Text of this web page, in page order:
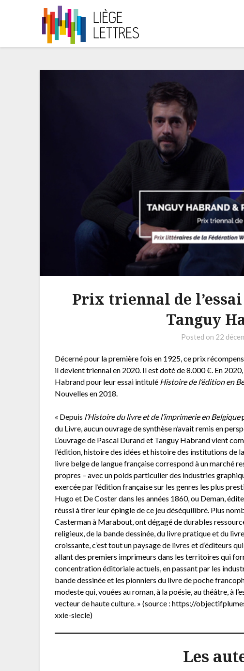
Prix triennal de
Tanguy
Posted on 22
Décerné pour la première fois en 1925, ce prix
il devient triennal en 2020. Il est doté de 8.000 €. En
Habrand pour leur essai intitulé Histoire de l’édition en
Nouvelles en 2018.
« Depuis l’Histoire du livre et de l’imprimerie en Belgique
du Livre, aucun ouvrage de synthèse n’avait remis en
L’ouvrage de Pascal Durand et Tanguy Habrand vient
l’édition, histoire des idées et histoire des institutions
livre belge de langue française correspond à un marché
propres – avec un poids particulier des industries
exercée par l’édition française sur les genres les plus
Hugo et De Coster dans les années 1860, ou Deman,
réussi à tirer leur épingle de ce jeu déséquilibré. Plus
Casterman à Marabout, ont dégagé de durables
religieux, de la bande dessinée, du livre pratique et du
croissante, c’est tout un paysage de livres et d’éditeurs
allant des premiers imprimeurs dans les territoires qui
concentration éditoriale actuels, en passant par les
bande dessinée et les pionniers du livre de poche
modeste qui, vouées au roman, à la poésie, au théâtre, à
vecteur de haute culture. » (source : https://
xxie-siecle)
Les au